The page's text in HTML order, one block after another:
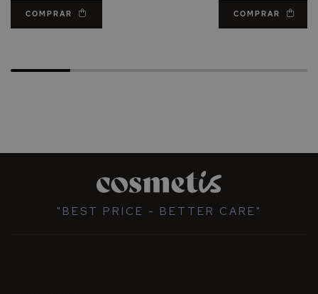
COMPRAR COMPRAR
"BEST PRICE - BETTER CARE"